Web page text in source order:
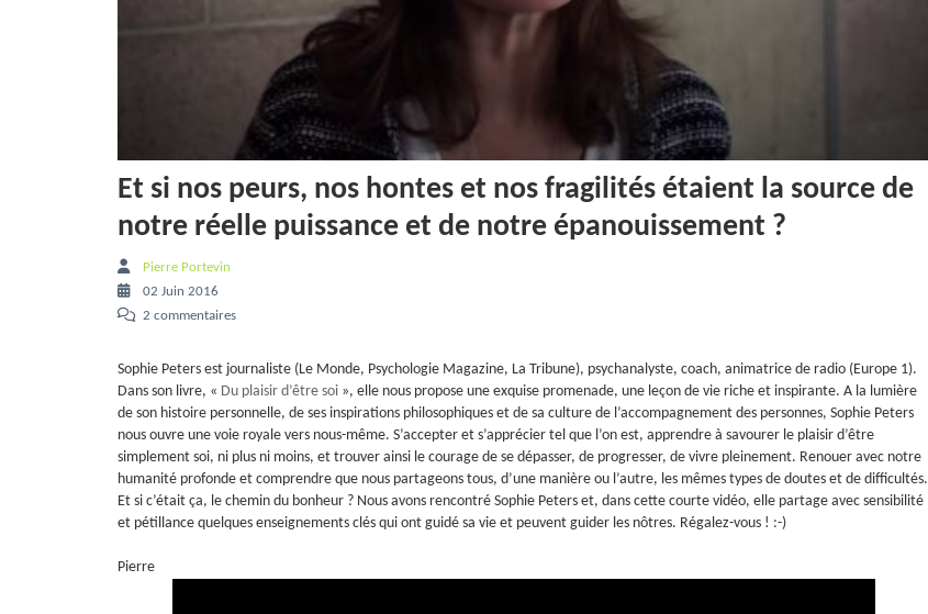
Et si nos peurs, nos hontes et nos fragilités étaient la source de
notre réelle puissance et de notre épanouissement ?
Pierre Portevin
02 Juin 2016
2 commentaires
Sophie Peters est journaliste (Le Monde, Psychologie Magazine, La Tribune), psychanalyste, coach, animatrice de radio (Europe 1).
Dans son livre, « Du plaisir d’être soi », elle nous propose une exquise promenade, une leçon de vie riche et inspirante. A la lumière
de son histoire personnelle, de ses inspirations philosophiques et de sa culture de l’accompagnement des personnes, Sophie Peters
nous ouvre une voie royale vers nous-même. S’accepter et s’apprécier tel que l’on est, apprendre à savourer le plaisir d’être
simplement soi, ni plus ni moins, et trouver ainsi le courage de se dépasser, de progresser, de vivre pleinement. Renouer avec notre
humanité profonde et comprendre que nous partageons tous, d’une manière ou l’autre, les mêmes types de doutes et de difficultés.
Et si c’était ça, le chemin du bonheur ? Nous avons rencontré Sophie Peters et, dans cette courte vidéo, elle partage avec sensibilité
et pétillance quelques enseignements clés qui ont guidé sa vie et peuvent guider les nôtres. Régalez-vous ! :-)
Pierre